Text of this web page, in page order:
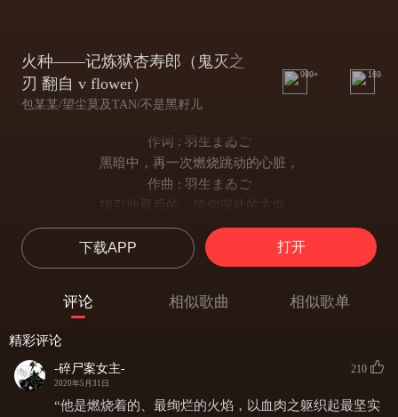
火种——记炼狱杏寿郎（鬼灭之
刃 翻自 v flower）
包某某/望尘莫及TAN/不是黑籽儿
999+ 169
作词 : 羽生まゐご
黑暗中，再一次燃烧跳动的心脏，
作曲 : 羽生まゐご
指引他最后的，信仰深处的方向。
看夜空，摇曳着红色的点点星光，
细碎地飘散了，正如蒲公英一样。
逆风而来，越过深渊与寒冬，
以此传承他微弱，生命的火种。
他的少年啊，太阳不曾坠下，
请就勇敢去吧。
下载APP 打开
评论 相似歌曲 相似歌单
精彩评论
-碎尸案女主-
2020年5月31日
210
“他是燃烧着的、最绚烂的火焰，以血肉之躯织起最坚实